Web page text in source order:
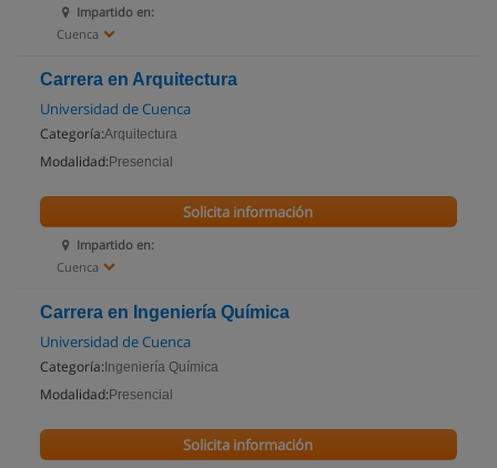
Impartido en:
Cuenca
Carrera en Arquitectura
Universidad de Cuenca
Categoría:Arquitectura
Modalidad: Presencial
Impartido en:
Cuenca
Solicita información
Carrera en Ingeniería Química
Universidad de Cuenca
Categoría: Ingeniería Química
Modalidad: Presencial
Solicita información